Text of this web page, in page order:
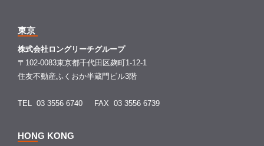
東京
株式会社ロングリーチグループ
〒102-0083東京都千代田区麹町1-12-1
住友不動産ふくおか半蔵門ビル3階
TEL 03 3556 6740 FAX 03 3556 6739
HONG KONG